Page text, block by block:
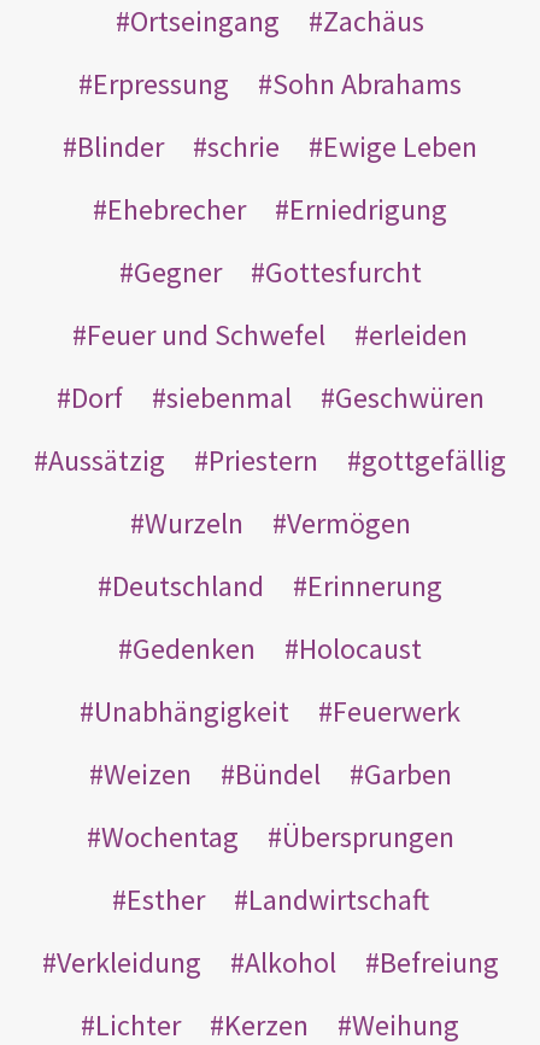
Ortseingang
Zachäus
Erpressung
Sohn Abrahams
Blinder
schrie
Ewige Leben
Ehebrecher
Erniedrigung
Gegner
Gottesfurcht
Feuer und Schwefel
erleiden
Dorf
siebenmal
Geschwüren
Aussätzig
Priestern
gottgefällig
Wurzeln
Vermögen
Deutschland
Erinnerung
Gedenken
Holocaust
Unabhängigkeit
Feuerwerk
Weizen
Bündel
Garben
Wochentag
Übersprungen
Esther
Landwirtschaft
Verkleidung
Alkohol
Befreiung
Lichter
Kerzen
Weihung